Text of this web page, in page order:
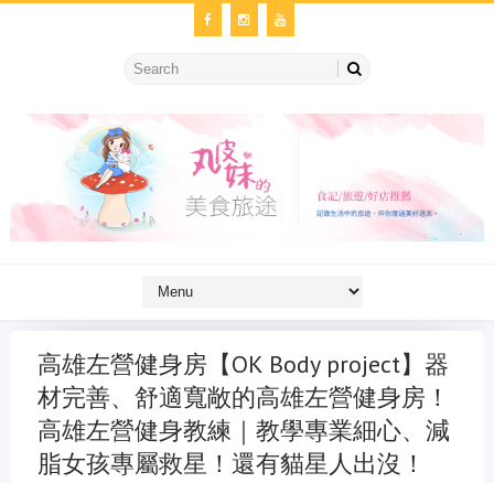
高雄左營健身房【OK Body project】器
材完善、舒適寬敞的高雄左營健身房！
高雄左營健身教練｜教學專業細心、減
脂女孩專屬救星！還有貓星人出沒！